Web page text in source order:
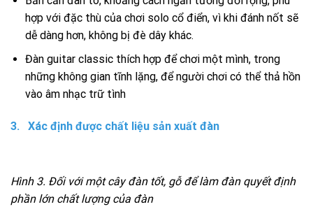
hợp với đặc thù của chơi solo cổ điển, vì khi đánh nốt sẽ
dễ dàng hơn, không bị đè dây khác.
Đàn guitar classic thích hợp để chơi một mình, trong
những không gian tĩnh lặng, để người chơi có thể thả hồn
vào âm nhạc trữ tình
3. Xác định được chất liệu sản xuất đàn
Hình 3. Đối với một cây đàn tốt, gỗ để làm đàn quyết định
phần lớn chất lượng của đàn